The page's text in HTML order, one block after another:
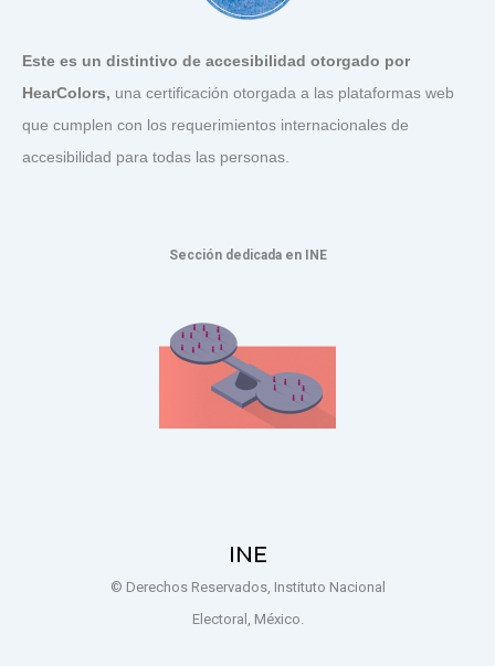
Este es un distintivo de accesibilidad otorgado por
HearColors, una certificación otorgada a las plataformas web
que cumplen con los requerimientos internacionales de
accesibilidad para todas las personas.
Sección dedicada en INE
INE
© Derechos Reservados, Instituto Nacional
Electoral, México.